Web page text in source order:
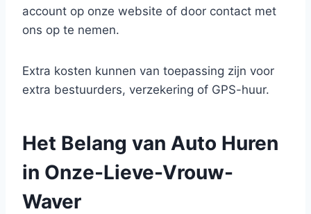
account op onze website of door contact met
ons op te nemen.
Extra kosten kunnen van toepassing zijn voor
extra bestuurders, verzekering of GPS-huur.
Het Belang van Auto Huren
in Onze-Lieve-Vrouw-
Waver